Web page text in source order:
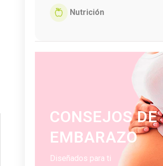
Nutrición
CONSEJOS DE
EMBARAZO
Diseñados para ti